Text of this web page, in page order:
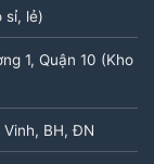
sỉ, lẻ)
1, Quận 10 (Kho
BH, ĐN